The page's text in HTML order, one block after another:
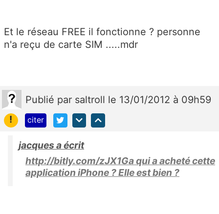
Et le réseau FREE il fonctionne ? personne
n'a reçu de carte SIM .....mdr
Publié par saltroll le 13/01/2012 à 09h59
!
citer
jacques a écrit
http://bitly.com/zJX1Ga qui a acheté cette
application iPhone ? Elle est bien ?